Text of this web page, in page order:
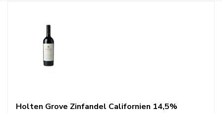
Holten Grove Zinfandel Californien 14,5%